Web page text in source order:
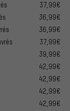
37,99€
36,99€
36,99€
37,99€
39,99€
42,99€
42,99€
42,99€
42,99€